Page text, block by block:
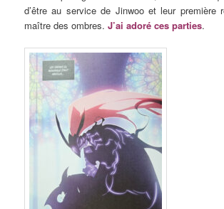
d’être au service de Jinwoo et leur première
maître des ombres.J’ai adoré ces parties.